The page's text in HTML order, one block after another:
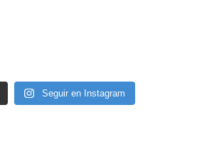
Seguir en Instagram